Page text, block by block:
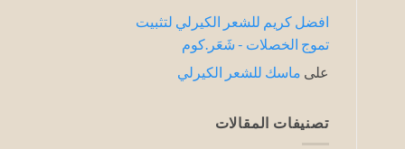
افضل كريم للشعر الكيرلي لتثبيت
تموج الخصلات - شَعَر.كوم
على ماسك للشعر الكيرلي
تصنيفات المقالات